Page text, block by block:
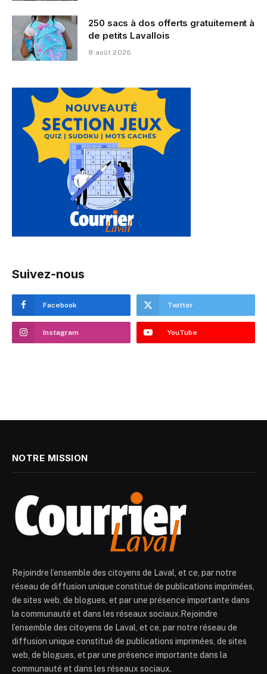
250 sacs à dos offerts gratuitement à
de petits Lavallois
8 août 2026
Suivez-nous
Facebook Twitter
Instagram YouTube
NOTRE MISSION
Rejoindre l’ensemble des citoyens de Laval, et ce, par notre
réseau de diffusion unique constitué de publications imprimées,
de sites web, de blogues, et par une présence importante dans
la communauté et dans les réseaux sociaux.Rejoindre
l’ensemble des citoyens de Laval, et ce, par notre réseau de
diffusion unique constitué de publications imprimées, de sites
web, de blogues, et par une présence importante dans la
communauté et dans les réseaux sociaux.